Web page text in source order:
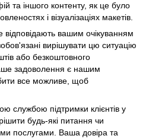
та іншого контенту, як це було
і візуалізаціях макетів.
вашим очікуванням
вирішувати цю ситуацію
або безкоштовного
задоволення є нашим
все можливе, щоб
службою підтримки клієнтів у
будь-які питання чи
послугами. Ваша довіра та